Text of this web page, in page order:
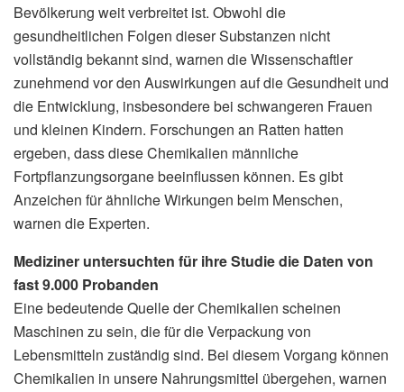
Bevölkerung weit verbreitet ist. Obwohl die
gesundheitlichen Folgen dieser Substanzen nicht
vollständig bekannt sind, warnen die Wissenschaftler
zunehmend vor den Auswirkungen auf die Gesundheit und
die Entwicklung, insbesondere bei schwangeren Frauen
und kleinen Kindern. Forschungen an Ratten hatten
ergeben, dass diese Chemikalien männliche
Fortpflanzungsorgane beeinflussen können. Es gibt
Anzeichen für ähnliche Wirkungen beim Menschen,
warnen die Experten.
Mediziner untersuchten für ihre Studie die Daten von
fast 9.000 Probanden
Eine bedeutende Quelle der Chemikalien scheinen
Maschinen zu sein, die für die Verpackung von
Lebensmitteln zuständig sind. Bei diesem Vorgang können
Chemikalien in unsere Nahrungsmittel übergehen, warnen